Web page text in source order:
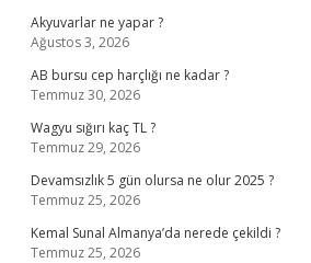
Akyuvarlar ne yapar ?
Ağustos 3, 2026
AB bursu cep harçlığı ne kadar ?
Temmuz 30, 2026
Wagyu sığırı kaç TL ?
Temmuz 29, 2026
Devamsızlık 5 gün olursa ne olur 2025 ?
Temmuz 25, 2026
Kemal Sunal Almanya’da nerede çekildi ?
Temmuz 25, 2026